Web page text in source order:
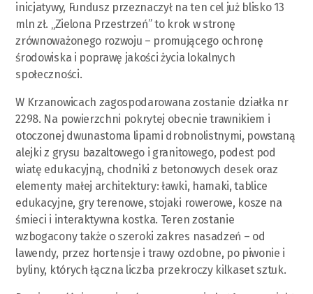
inicjatywy, Fundusz przeznaczył na ten cel już blisko 13
mln zł. „Zielona Przestrzeń” to krok w stronę
zrównoważonego rozwoju – promującego ochronę
środowiska i poprawę jakości życia lokalnych
społeczności.
W Krzanowicach zagospodarowana zostanie działka nr
2298. Na powierzchni pokrytej obecnie trawnikiem i
otoczonej dwunastoma lipami drobnolistnymi, powstaną
alejki z grysu bazaltowego i granitowego, podest pod
wiatę edukacyjną, chodniki z betonowych desek oraz
elementy małej architektury: ławki, hamaki, tablice
edukacyjne, gry terenowe, stojaki rowerowe, kosze na
śmieci i interaktywna kostka. Teren zostanie
wzbogacony także o szeroki zakres nasadzeń – od
lawendy, przez hortensje i trawy ozdobne, po piwonie i
byliny, których łączna liczba przekroczy kilkaset sztuk.